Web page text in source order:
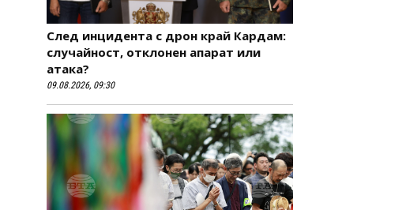
След инцидента с дрон край Кардам:
случайност, отклонен апарат или
атака?
09.08.2026, 09:30